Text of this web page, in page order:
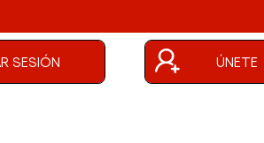
de usuario
SESIÓN ÚNETE